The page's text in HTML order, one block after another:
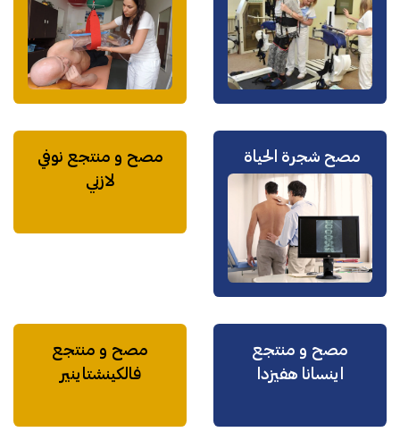
مصح شجرة الحياة
مصح و منتجع نوفي
لازني
مصح و منتجع
اينسانا هفيزدا
مصح و منتجع
فالكينشتاينير